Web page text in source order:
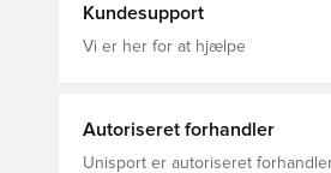
Kundesupport
Vi er her for at hjælpe
Autoriseret forhandler
Unisport er autoriseret